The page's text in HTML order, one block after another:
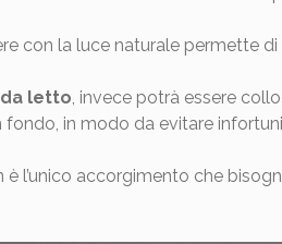
con la luce naturale permette
letto, invece potrà essere
in modo da evitare
l’unico accorgimento che